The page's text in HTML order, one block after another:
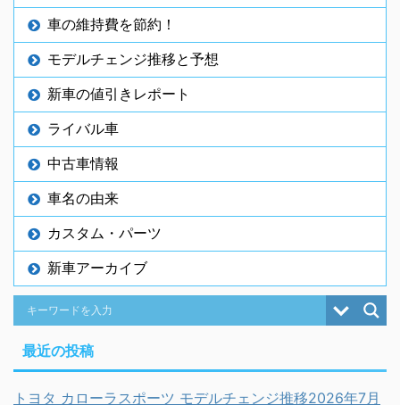
車の維持費を節約！
モデルチェンジ推移と予想
新車の値引きレポート
ライバル車
中古車情報
車名の由来
カスタム・パーツ
新車アーカイブ
最近の投稿
トヨタ カローラスポーツ モデルチェンジ推移2026年7月